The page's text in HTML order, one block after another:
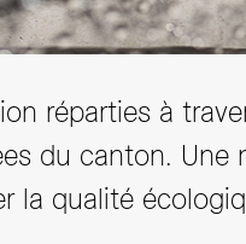
réparties à
du canton.
la qualité